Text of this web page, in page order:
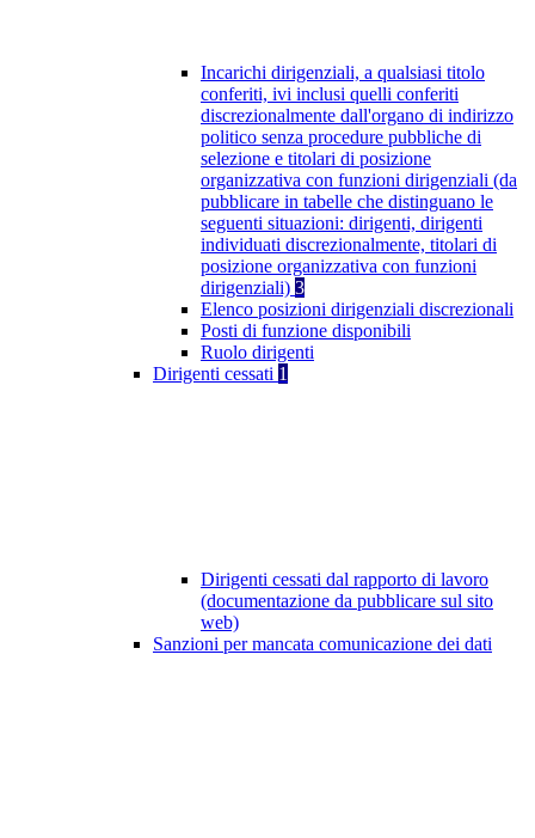
Incarichi dirigenziali, a qualsiasi titolo
conferiti, ivi inclusi quelli conferiti
discrezionalmente dall'organo di indirizzo
politico senza procedure pubbliche di
selezione e titolari di posizione
organizzativa con funzioni dirigenziali (da
pubblicare in tabelle che distinguano le
seguenti situazioni: dirigenti, dirigenti
individuati discrezionalmente, titolari di
posizione organizzativa con funzioni
dirigenziali) 3
Elenco posizioni dirigenziali discrezionali
Posti di funzione disponibili
Ruolo dirigenti
Dirigenti cessati 1
Dirigenti cessati dal rapporto di lavoro
(documentazione da pubblicare sul sito
web)
Sanzioni per mancata comunicazione dei dati